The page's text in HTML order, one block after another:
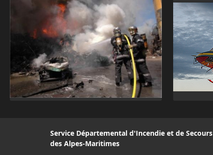
Service Départemental d'Incendie et de Secours
des Alpes-Maritimes